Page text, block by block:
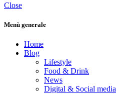
Close
Menù generale
Home
Blog
Lifestyle
Food & Drink
News
Digital & Social media